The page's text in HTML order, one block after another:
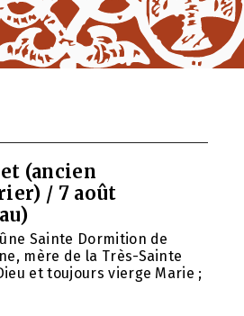
(ancien
/ 7 août
Sainte Dormition de
mère de la Très-Sainte
et toujours vierge Marie ;